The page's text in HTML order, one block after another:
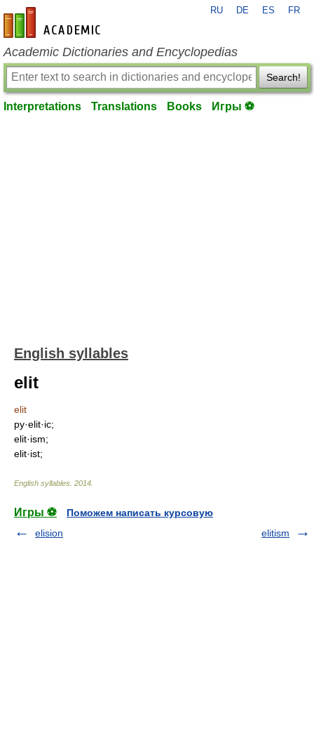
en-academic.com
RU DE ES FR
Academic Dictionaries and Encyclopedias
Search!
Interpretations Translations Books Игры ⚽
English syllables
elit
elit
py·elit·ic;
elit·ism;
elit·ist;
English syllables 2014
Игры ⚽
Поможем написать курсовую
elision
elitism